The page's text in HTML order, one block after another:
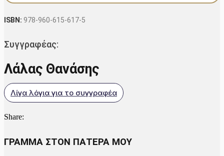
ISBN: 978-960-615-617-5
Συγγραφέας:
Λάλας Θανάσης
Λίγα λόγια για το συγγραφέα
Share:
ΓΡΑΜΜΑ ΣΤΟΝ ΠΑΤΕΡΑ ΜΟΥ